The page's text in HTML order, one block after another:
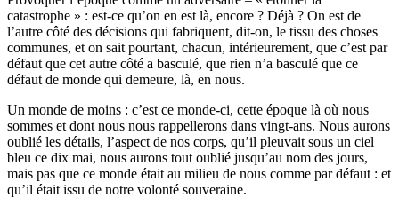
catastrophe » : est-ce qu’on en est là, encore ? Déjà ? On est de
l’autre côté des décisions qui fabriquent, dit-on, le tissu des choses
communes, et on sait pourtant, chacun, intérieurement, que c’est par
défaut que cet autre côté a basculé, que rien n’a basculé que ce
défaut de monde qui demeure, là, en nous.
Un monde de moins : c’est ce monde-ci, cette époque là où nous
sommes et dont nous nous rappellerons dans vingt-ans. Nous aurons
oublié les détails, l’aspect de nos corps, qu’il pleuvait sous un ciel
bleu ce dix mai, nous aurons tout oublié jusqu’au nom des jours,
mais pas que ce monde était au milieu de nous comme par défaut : et
qu’il était issu de notre volonté souveraine.